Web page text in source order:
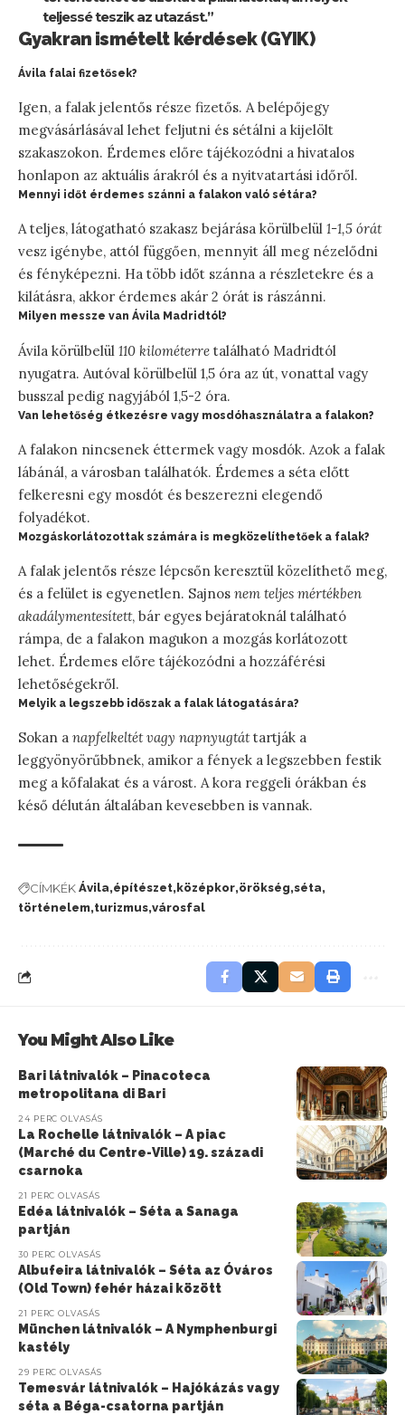
teljessé teszik az utazást.”
Gyakran ismételt kérdések (GYIK)
Ávila falai fizetősek?
Igen, a falak jelentős része fizetős. A belépőjegy
megvásárlásával lehet feljutni és sétálni a kijelölt
szakaszokon. Érdemes előre tájékozódni a hivatalos
honlapon az aktuális árakról és a nyitvatartási időről.
Mennyi időt érdemes szánni a falakon való sétára?
A teljes, látogatható szakasz bejárása körülbelül 1-1,5 órát
vesz igénybe, attól függően, mennyit áll meg nézelődni
és fényképezni. Ha több időt szánna a részletekre és a
kilátásra, akkor érdemes akár 2 órát is rászánni.
Milyen messze van Ávila Madridtól?
Ávila körülbelül 110 kilométerre található Madridtól
nyugatra. Autóval körülbelül 1,5 óra az út, vonattal vagy
busszal pedig nagyjából 1,5-2 óra.
Van lehetőség étkezésre vagy mosdóhasználatra a falakon?
A falakon nincsenek éttermek vagy mosdók. Azok a falak
lábánál, a városban találhatók. Érdemes a séta előtt
felkeresni egy mosdót és beszerezni elegendő
folyadékot.
Mozgáskorlátozottak számára is megközelíthetőek a falak?
A falak jelentős része lépcsőn keresztül közelíthető meg,
és a felület is egyenetlen. Sajnos nem teljes mértékben
akadálymentesített, bár egyes bejáratoknál található
rámpa, de a falakon magukon a mozgás korlátozott
lehet. Érdemes előre tájékozódni a hozzáférési
lehetőségekről.
Melyik a legszebb időszak a falak látogatására?
Sokan a napfelkeltét vagy napnyugtáttartják a
leggyönyörűbbnek, amikor a fények a legszebben festik
meg a kőfalakat és a várost. A kora reggeli órákban és
késő délután általában kevesebben is vannak.
CÍMKÉK Ávila építészet középkor örökség séta
történelem turizmus városfal
You Might Also Like
Bari látnivalók – Pinacoteca
metropolitana di Bari
24 PERC OLVASÁS
La Rochelle látnivalók – A piac
(Marché du Centre-Ville) 19. századi
csarnoka
21 PERC OLVASÁS
Edéa látnivalók – Séta a Sanaga
partján
30 PERC OLVASÁS
Albufeira látnivalók – Séta az Óváros
(Old Town) fehér házai között
21 PERC OLVASÁS
München látnivalók – A Nymphenburgi
kastély
29 PERC OLVASÁS
Temesvár látnivalók – Hajókázás vagy
séta a Béga-csatorna partján